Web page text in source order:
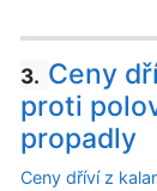
3. Ceny
proti
propadly
Ceny dříví z